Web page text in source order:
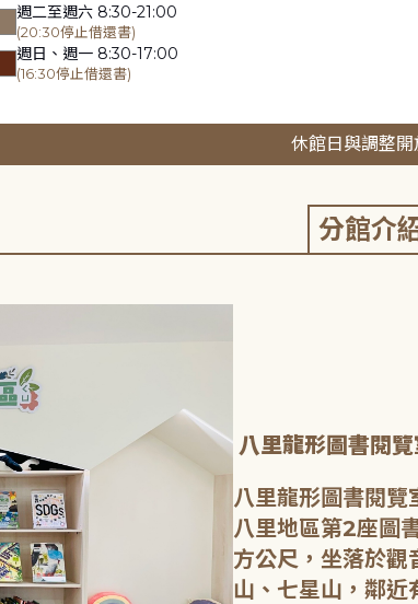
週二至週六 8:30-21:00
(20:30停止借還書)
週日、週一 8:30-17:00
(16:30停止借還書)
休館日與調整
分館介
八里龍形圖書閱
八里龍形圖書閱
八里地區第2座圖
方公尺，坐落於觀
山、七星山，鄰近